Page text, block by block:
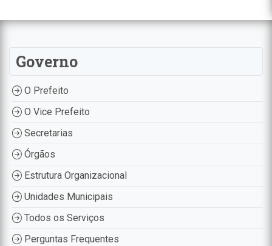
Governo
O Prefeito
O Vice Prefeito
Secretarias
Órgãos
Estrutura Organizacional
Unidades Municipais
Todos os Serviços
Perguntas Frequentes